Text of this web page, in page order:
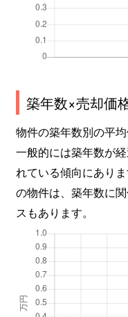
築年数×売却価
物件の築年数別の平
一般的には築年数が
れている傾向にあり
の物件は、築年数に
スもあります。